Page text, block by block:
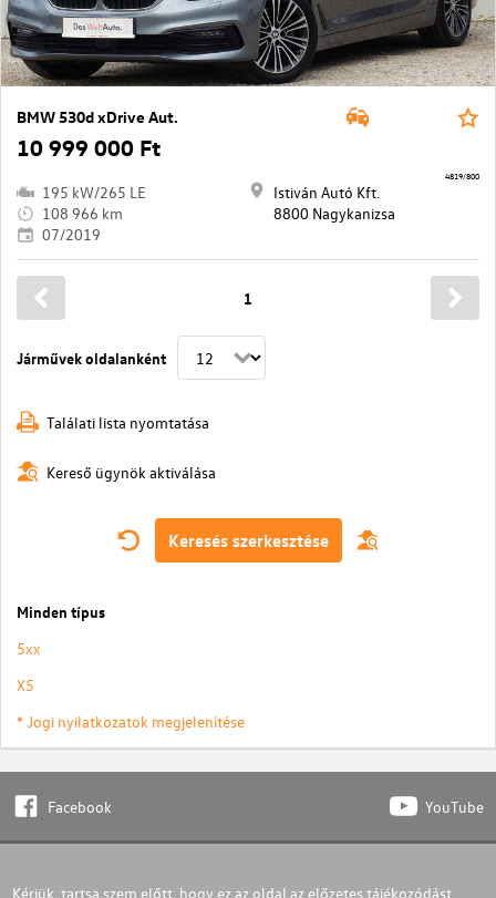
BMW 530d xDrive Aut.
10 999 000 Ft
195 kW/265 LE
108 966 km
07/2019
Istiván Autó Kft.
8800 Nagykanizsa
4819/800
Járművek oldalanként
1
Találati lista nyomtatása
Kereső ügynök aktiválása
Keresés szerkesztése
Minden típus
5xx
X5
* Jogi nyilatkozatok megjelenítése
Facebook YouTube
Kérjük, tartsa szem előtt, hogy ez az oldal az előzetes tájékozódást